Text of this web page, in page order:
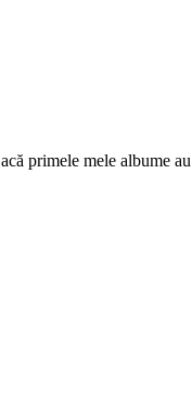
primele mele albume